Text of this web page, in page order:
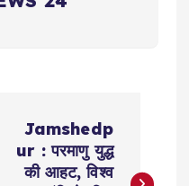
Jamshedp
ur : परमाणु युद्ध
की आहट, विश्व